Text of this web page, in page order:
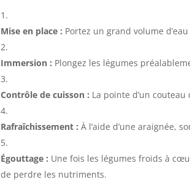
Mise en place : Portez un grand volume
Immersion : Plongez les légumes
Contrôle de cuisson : La pointe d’un
Rafraîchissement : À l’aide d’une araignée,
Égouttage : Une fois les légumes froids à
de perdre les nutriments.